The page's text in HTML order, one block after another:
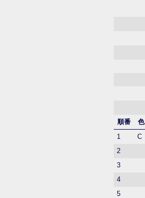
順番
色
1
C
2
3
4
5